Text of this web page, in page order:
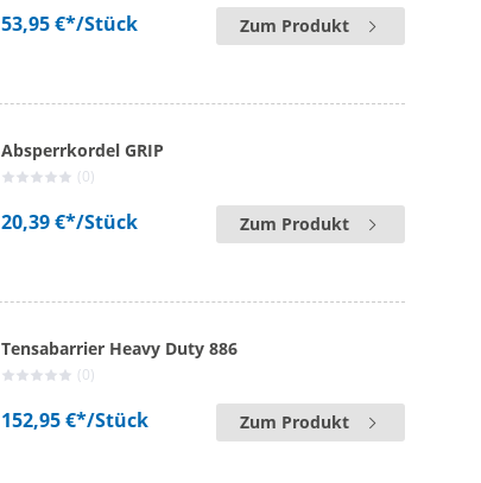
53,95 €*/Stück Zum Produkt
Absperrkordel GRIP
(0)
20,39 €*/Stück Zum Produkt
Tensabarrier Heavy Duty 886
(0)
152,95 €*/Stück Zum Produkt